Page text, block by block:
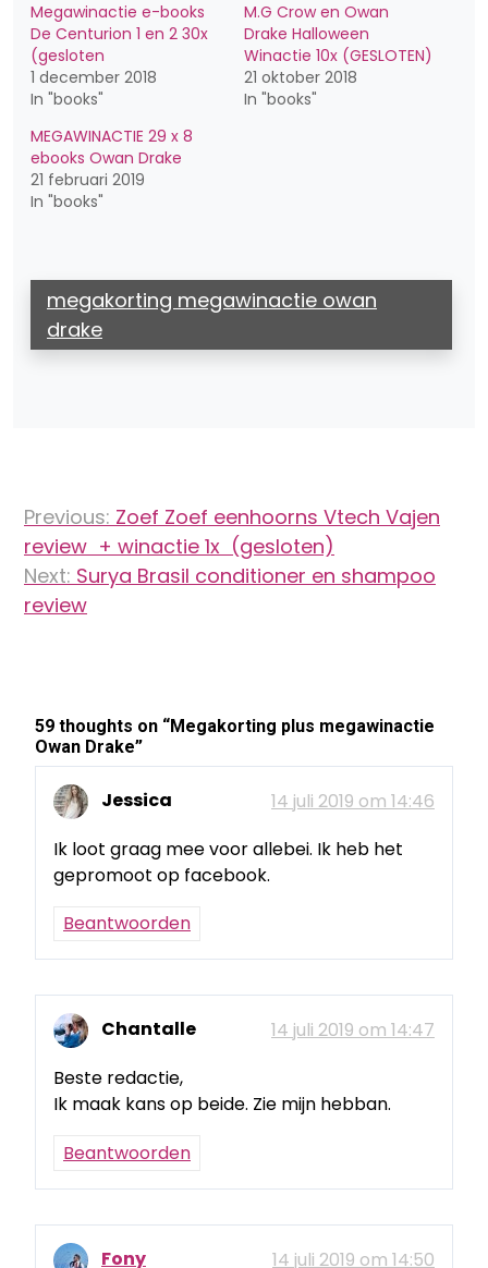
Megawinactie e-books
De Centurion 1 en 2 30x
(gesloten
1 december 2018
In "books"
M.G Crow en Owan
Drake Halloween
Winactie 10x (GESLOTEN)
21 oktober 2018
In "books"
MEGAWINACTIE 29 x 8
ebooks Owan Drake
21 februari 2019
In "books"
megakorting megawinactie owan
drake
navigatie
Previous: Zoef Zoef eenhoorns Vtech Vajen
review + winactie 1x (gesloten)
Next: Surya Brasil conditioner en shampoo
review
59 thoughts on “Megakorting plus megawinactie
Owan Drake”
Jessica
14 juli 2019 om 14:46
Ik loot graag mee voor allebei. Ik heb het
gepromoot op facebook.
Beantwoorden
Chantalle
14 juli 2019 om 14:47
Beste redactie,
Ik maak kans op beide. Zie mijn hebban.
Beantwoorden
Fony 14 juli 2019 om 14:50